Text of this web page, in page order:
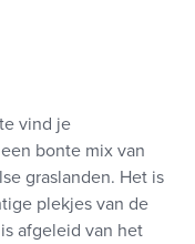
vind je
bonte mix van
graslanden. Het is
plekjes van de
afgeleid van het